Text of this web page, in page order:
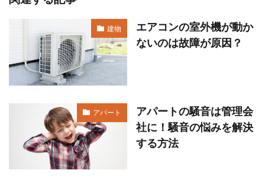
建物
エアコンの室外機が動か
ないのは故障が原因？
アパート
アパートの騒音は管理会
社に！騒音の悩みを解決
する方法